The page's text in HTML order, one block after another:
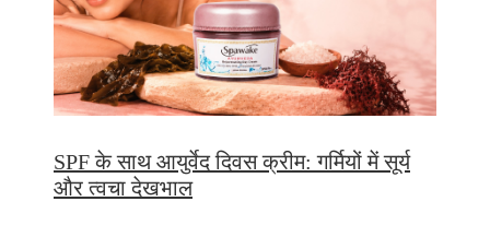
SPF के साथ आयुर्वेद दिवस क्रीम: गर्मियों में सूर्य
और त्वचा देखभाल